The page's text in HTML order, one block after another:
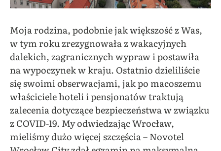
Moja rodzina, podobnie jak większość z Was,
w tym roku zrezygnowała z wakacyjnych
dalekich, zagranicznych wypraw i postawiła
na wypoczynek w kraju. Ostatnio dzieliliście
się swoimi obserwacjami, jak po macoszemu
właściciele hoteli i pensjonatów traktują
zalecenia dotyczące bezpieczeństwa w związku
z COVID-19. My odwiedzając Wrocław,
mieliśmy dużo więcej szczęścia – Novotel